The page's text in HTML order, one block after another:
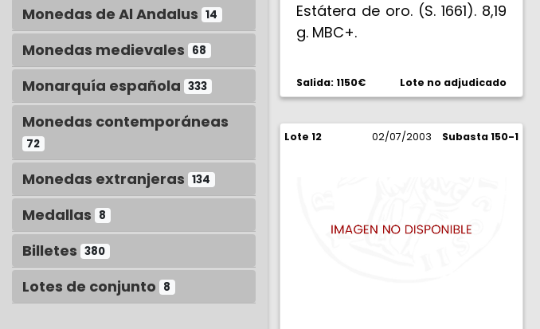
Monedas de Al Andalus 14
Monedas medievales 68
Monarquía española 333
Monedas contemporáneas
72
Monedas extranjeras 134
Medallas 8
Billetes 380
Lotes de conjunto 8
Estátera de oro. (S. 1661). 8,19
g. MBC+.
Salida: 1150€ Lote no adjudicado
Lote 12 02/07/2003 Subasta 150-1